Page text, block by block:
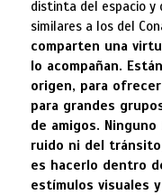
distinta del espacio y
similares a los del
comparten una
lo acompañan.
origen, para
para grandes
de amigos.
ruido ni del
es hacerlo dentro
estímulos visuales